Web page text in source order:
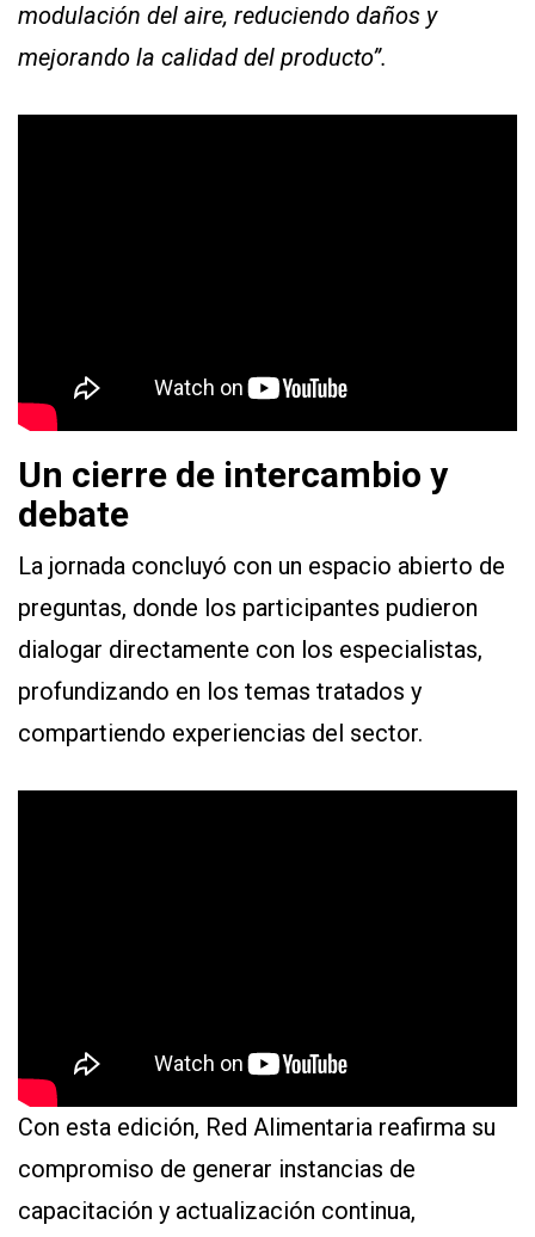
modulación del aire, reduciendo daños y
mejorando la calidad del producto”.
Un cierre de intercambio y
debate
La jornada concluyó con un espacio abierto de
preguntas, donde los participantes pudieron
dialogar directamente con los especialistas,
profundizando en los temas tratados y
compartiendo experiencias del sector.
Con esta edición, Red Alimentaria reafirma su
compromiso de generar instancias de
capacitación y actualización continua,